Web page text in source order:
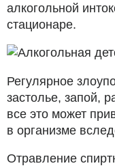
алкогольной
стационаре.
Регулярное
застолье, запой,
все это может
в организме
Отравление